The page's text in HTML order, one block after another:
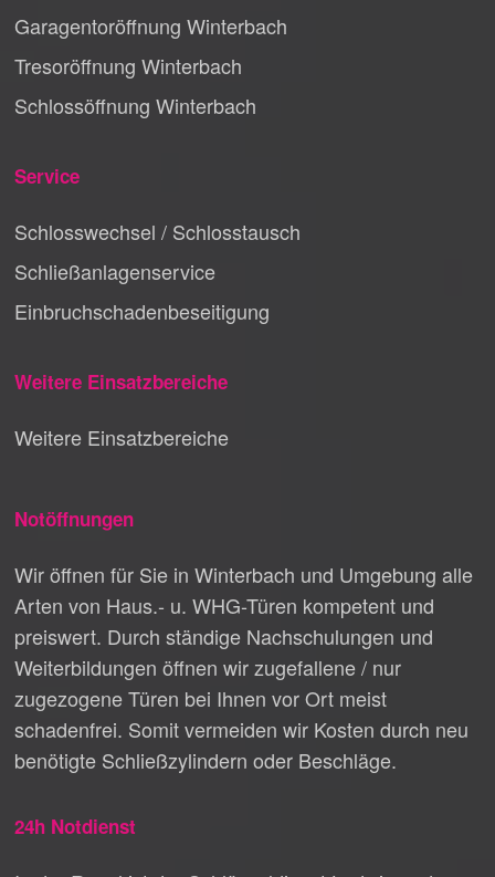
Garagentoröffnung Winterbach
Tresoröffnung Winterbach
Schlossöffnung Winterbach
Service
Schlosswechsel / Schlosstausch
Schließanlagenservice
Einbruchschadenbeseitigung
Weitere Einsatzbereiche
Weitere Einsatzbereiche
Notöffnungen
Wir öffnen für Sie in Winterbach und Umgebung alle
Arten von Haus.- u. WHG-Türen kompetent und
preiswert. Durch ständige Nachschulungen und
Weiterbildungen öffnen wir zugefallene / nur
zugezogene Türen bei Ihnen vor Ort meist
schadenfrei. Somit vermeiden wir Kosten durch neu
benötigte Schließzylindern oder Beschläge.
24h Notdienst